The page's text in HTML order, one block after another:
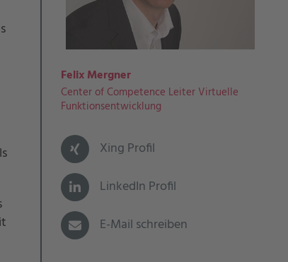
Felix Mergner
Center of Competence Leiter Virtuelle
Funktionsentwicklung
Xing Profil
LinkedIn Profil
E-Mail schreiben